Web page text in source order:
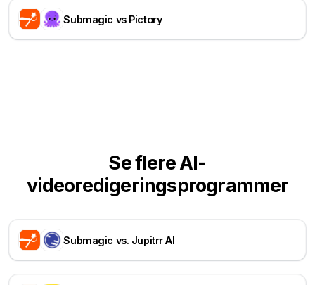
Submagic vs Pictory
Se flere AI-
videoredigeringsprogrammer
Submagic vs. Jupitrr AI